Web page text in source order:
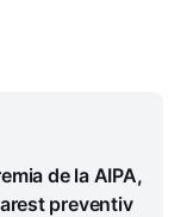
de la AIPA,
preventiv